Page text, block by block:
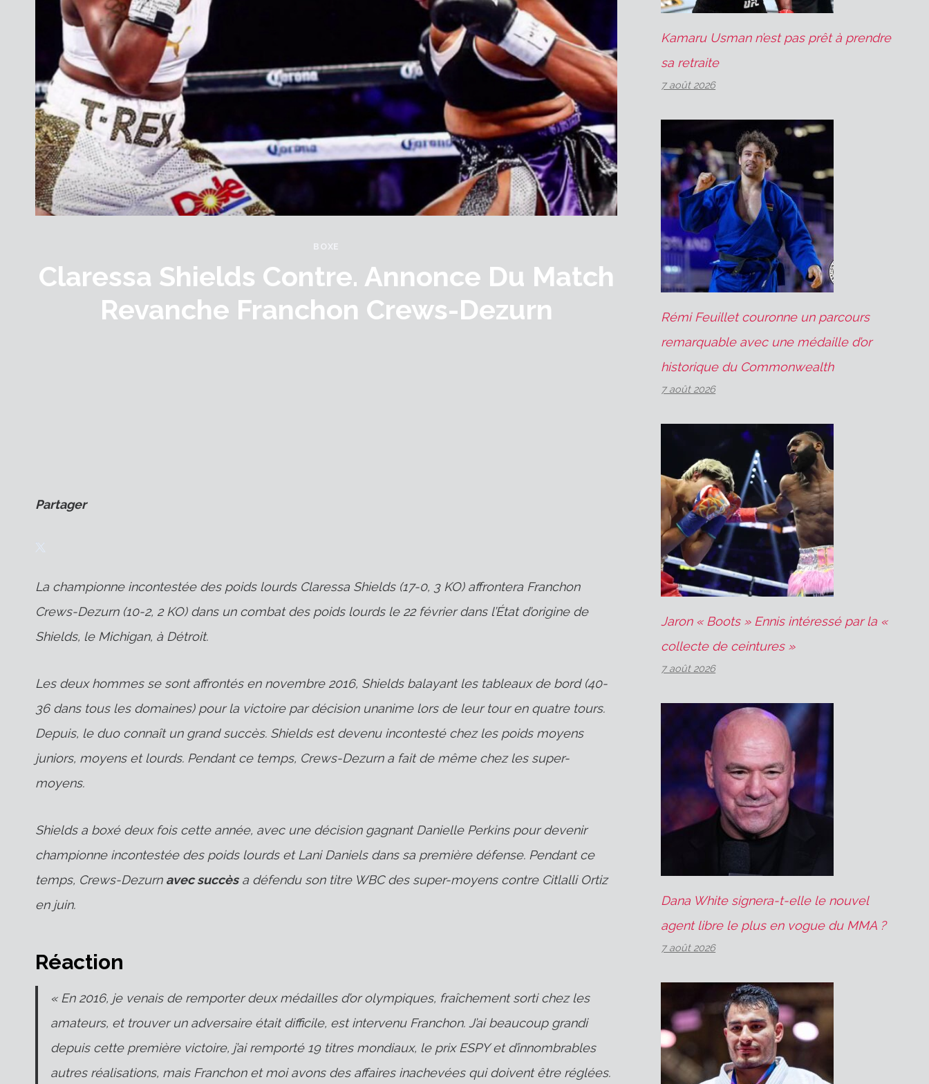
BOXE
Claressa Shields Contre. Annonce Du Match
Revanche Franchon Crews-Dezurn
Partager
La championne incontestée des poids lourds Claressa Shields (17-0, 3 KO) affrontera Franchon
Crews-Dezurn (10-2, 2 KO) dans un combat des poids lourds le 22 février dans l’État d’origine de
Shields, le Michigan, à Détroit.
Les deux hommes se sont affrontés en novembre 2016, Shields balayant les tableaux de bord (40-
36 dans tous les domaines) pour la victoire par décision unanime lors de leur tour en quatre tours.
Depuis, le duo connaît un grand succès. Shields est devenu incontesté chez les poids moyens
juniors, moyens et lourds. Pendant ce temps, Crews-Dezurn a fait de même chez les super-
moyens.
Shields a boxé deux fois cette année, avec une décision gagnant Danielle Perkins pour devenir
championne incontestée des poids lourds et Lani Daniels dans sa première défense. Pendant ce
temps, Crews-Dezurn avec succèsa défendu son titre WBC des super-moyens contre Citlalli Ortiz
en juin.
Réaction
« En 2016, je venais de remporter deux médailles d’or olympiques, fraîchement sorti chez les
amateurs, et trouver un adversaire était difficile, est intervenu Franchon. J’ai beaucoup grandi
depuis cette première victoire, j’ai remporté 19 titres mondiaux, le prix ESPY et d’innombrables
autres réalisations, mais Franchon et moi avons des affaires inachevées qui doivent être réglées.
Kamaru Usman n’est pas prêt à prendre
sa retraite
7 août 2026
Rémi Feuillet couronne un parcours
remarquable avec une médaille d’or
historique du Commonwealth
7 août 2026
Jaron « Boots » Ennis intéressé par la «
collecte de ceintures »
7 août 2026
Dana White signera-t-elle le nouvel
agent libre le plus en vogue du MMA ?
7 août 2026